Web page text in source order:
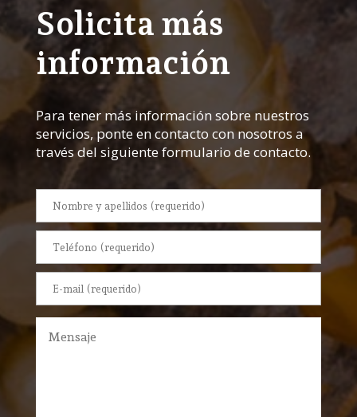
Solicita más
información
Para tener más información sobre nuestros
servicios, ponte en contacto con nosotros a
través del siguiente formulario de contacto.